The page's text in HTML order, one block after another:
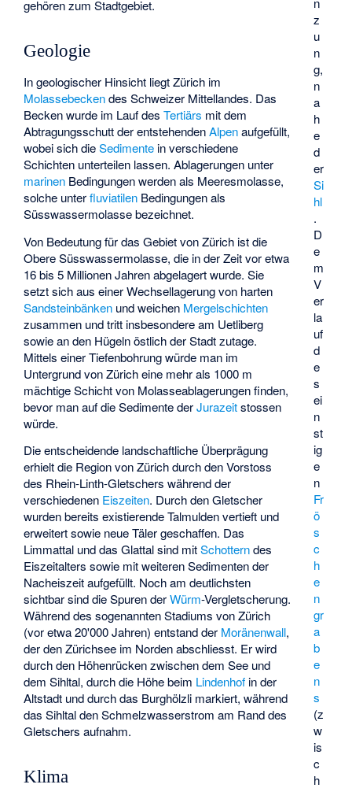
z
u
n
g,
n
a
h
e
d
er
Si
hl
.
D
e
m
V
er
la
uf
d
e
s
ei
n
st
ig
e
n
Fr
ö
s
c
h
e
n
gr
a
b
e
n
s
(z
w
is
c
h
gehören zum Stadtgebiet.
Geologie
In geologischer Hinsicht liegt Zürich im
Molassebeckendes Schweizer Mittellandes. Das
Becken wurde im Lauf desTertiärs mit dem
Abtragungsschutt der entstehendenAlpenaufgefüllt,
wobei sich dieSedimente in verschiedene
Schichten unterteilen lassen. Ablagerungen unter
marinen Bedingungen werden als Meeresmolasse,
solche unterfluviatilen Bedingungen als
Süsswassermolasse bezeichnet.
Von Bedeutung für das Gebiet von Zürich ist die
Obere Süsswassermolasse, die in der Zeit vor etwa
16 bis 5 Millionen Jahren abgelagert wurde. Sie
setzt sich aus einer Wechsellagerung von harten
Sandsteinbänken und weichen Mergelschichten
zusammen und tritt insbesondere am Uetliberg
sowie an den Hügeln östlich der Stadt zutage.
Mittels einer Tiefenbohrung würde man im
Untergrund von Zürich eine mehr als 1000 m
mächtige Schicht von Molasseablagerungen finden,
bevor man auf die Sedimente derJurazeitstossen
würde.
Die entscheidende landschaftliche Überprägung
erhielt die Region von Zürich durch den Vorstoss
des Rhein-Linth-Gletschers während der
verschiedenen Eiszeiten. Durch den Gletscher
wurden bereits existierende Talmulden vertieft und
erweitert sowie neue Täler geschaffen. Das
Limmattal und das Glattal sind mitSchotterndes
Eiszeitalters sowie mit weiteren Sedimenten der
Nacheiszeit aufgefüllt. Noch am deutlichsten
sichtbar sind die Spuren derWürm-Vergletscherung.
Während des sogenannten Stadiums von Zürich
(vor etwa 20'000 Jahren) entstand der Moränenwall,
der den Zürichsee im Norden abschliesst. Er wird
durch den Höhenrücken zwischen dem See und
dem Sihltal, durch die Höhe beim Lindenhof in der
Altstadt und durch das Burghölzli markiert, während
das Sihltal den Schmelzwasserstrom am Rand des
Gletschers aufnahm.
Klima